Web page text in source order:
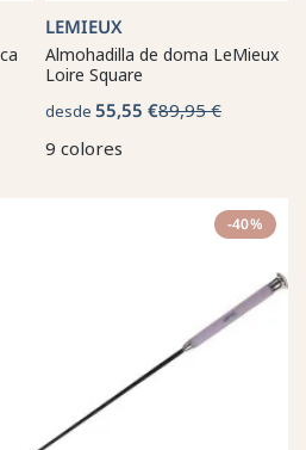
LEMIEUX
Almohadilla de doma LeMieux
Loire Square
desde 55,55 €89,95 €
9 colores
-40%